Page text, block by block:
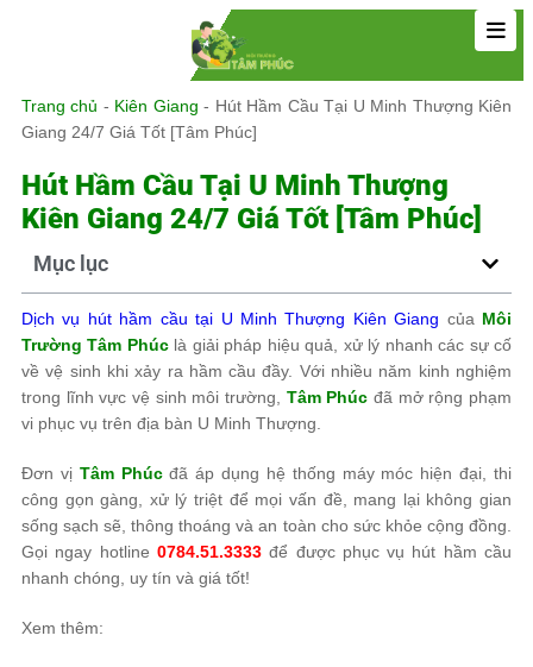
Trang chủ - Kiên Giang - Hút Hầm Cầu Tại U Minh Thượng Kiên
Giang 24/7 Giá Tốt [Tâm Phúc]
Hút Hầm Cầu Tại U Minh Thượng
Kiên Giang 24/7 Giá Tốt [Tâm Phúc]
Mục lục
Dịch vụ hút hầm cầu tại U Minh Thượng Kiên Giang của Môi
Trường Tâm Phúclà giải pháp hiệu quả, xử lý nhanh các sự cố
về vệ sinh khi xảy ra hầm cầu đầy. Với nhiều năm kinh nghiệm
trong lĩnh vực vệ sinh môi trường, Tâm Phúc đã mở rộng phạm
vi phục vụ trên địa bàn U Minh Thượng.
Đơn vị Tâm Phúcđã áp dụng hệ thống máy móc hiện đại, thi
công gọn gàng, xử lý triệt để mọi vấn đề, mang lại không gian
sống sạch sẽ, thông thoáng và an toàn cho sức khỏe cộng đồng.
Gọi ngay hotline 0784.51.3333để được phục vụ hút hầm cầu
nhanh chóng, uy tín và giá tốt!
Xem thêm: